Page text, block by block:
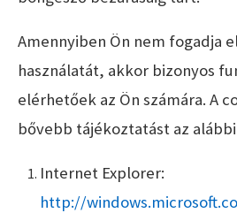
Amennyiben Ön nem fogadja
használatát, akkor bizonyos
elérhetőek az Ön számára. A
bővebb tájékoztatást az
Internet Explorer:
http://